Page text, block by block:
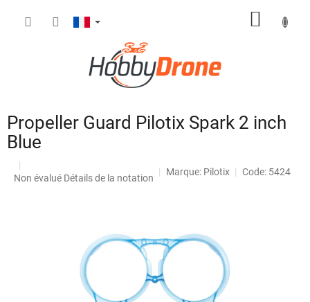
Propeller Guard Pilotix Spark 2 inch
Blue
L'évaluation
Non évalué Détails de la notation
Marque: Pilotix Code: 5424